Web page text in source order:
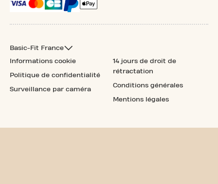
Basic-Fit France
Informations cookie
Politique de confidentialité
Surveillance par caméra
14 jours de droit de
rétractation
Conditions générales
Mentions légales